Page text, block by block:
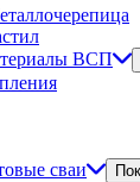
ВСП
сваи